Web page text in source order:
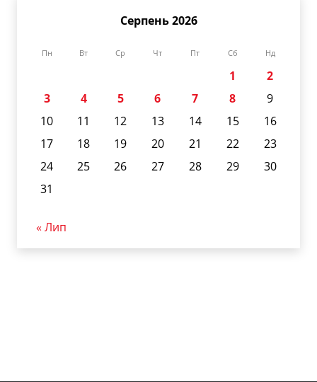
Серпень 2026
Пн Вт Ср Чт Пт Сб Нд
1
2
3
4 5 6 7 8
9
10
11 12 13 14 15
16
17
18 19 20 21 22
23
24
25 26 27 28 29
30
31
« Лип